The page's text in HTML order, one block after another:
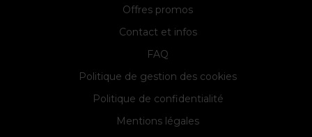
Offres promos
Contact et infos
FAQ
Politique de gestion des cookies
Politique de confidentialité
Mentions légales